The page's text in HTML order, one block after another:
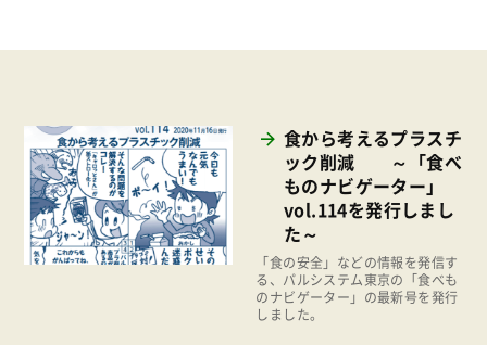
商品
環境
地域コミュニティ
組合員活動
平和と国際連帯
2023年
2022年
2021年
2020年
食から考えるプラスチ
ック削減 ～「食べ
ものナビゲーター」
vol.114を発行しまし
た～
「食の安全」などの情報を発信す
る、パルシステム東京の「食べも
のナビゲーター」の最新号を発行
しました。